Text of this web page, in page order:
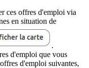
ces offres d'emploi via
en situation de
.
d'emploi que vous
d'emploi suivantes,